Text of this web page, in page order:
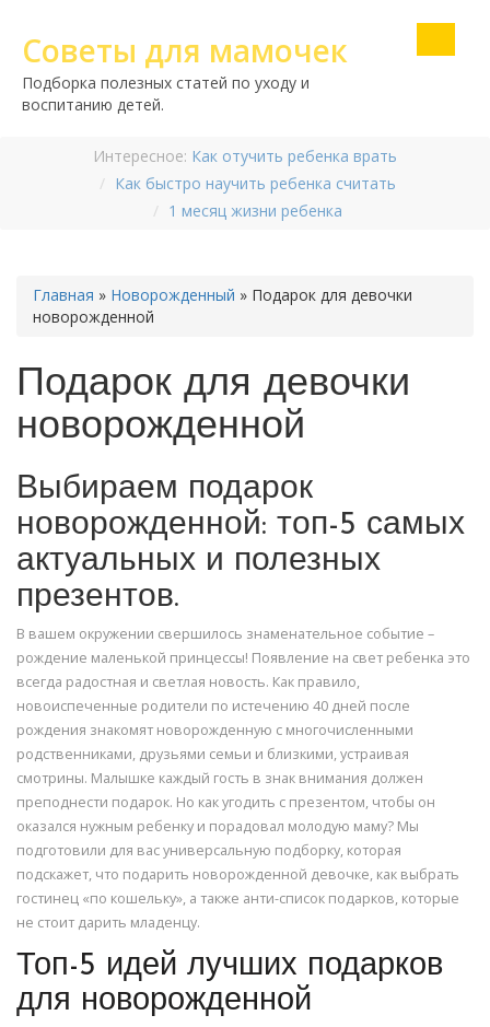
Советы для мамочек
Подборка полезных статей по уходу и
воспитанию детей.
Интересное: Как отучить ребенка врать
Как быстро научить ребенка считать
1 месяц жизни ребенка
Главная » Новорожденный » Подарок для девочки
новорожденной
Подарок для девочки
новорожденной
Выбираем подарок
новорожденной: топ-5 самых
актуальных и полезных
презентов.
В вашем окружении свершилось знаменательное событие –
рождение маленькой принцессы! Появление на свет ребенка это
всегда радостная и светлая новость. Как правило,
новоиспеченные родители по истечению 40 дней после
рождения знакомят новорожденную с многочисленными
родственниками, друзьями семьи и близкими, устраивая
смотрины. Малышке каждый гость в знак внимания должен
преподнести подарок. Но как угодить с презентом, чтобы он
оказался нужным ребенку и порадовал молодую маму? Мы
подготовили для вас универсальную подборку, которая
подскажет, что подарить новорожденной девочке, как выбрать
гостинец «по кошельку», а также анти-список подарков, которые
не стоит дарить младенцу.
Топ-5 идей лучших подарков
для новорожденной